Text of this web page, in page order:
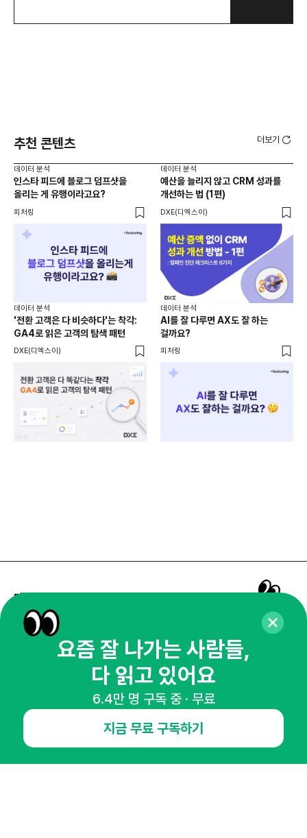
추천 콘텐츠 더보기
데이터 분석
인스타 피드에 블로그 덤프샷을
올리는 게 유행이라고요?
피처링
데이터 분석
예산을 늘리지 않고 CRM 성과를
개선하는 법 (1편)
DXE(디엑스이)
데이터 분석
'전환 고객은 다 비슷하다'는 착각:
GA4로 읽은 고객의 탐색 패턴
DXE(디엑스이)
데이터 분석
AI를 잘 다루면 AX도 잘 하는
걸까요?
피처링
매주 화요일 아침,
마케팅 감각을 깨워 드릴게요!
65,043명의 마케터를 성장시키는 뉴스레터
뉴스레터 구독하기
NHN AD
요즘 잘 나가는 사람들,
다 읽고 있어요
6.4만 명 구독 중 · 무료
지금 무료 구독하기